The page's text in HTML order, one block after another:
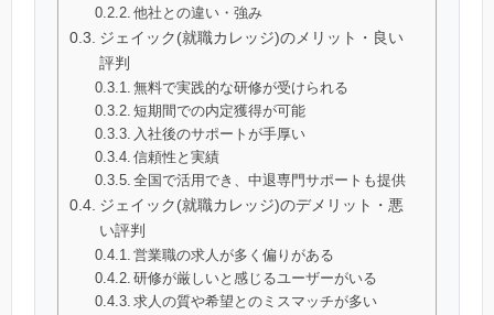
他社との違い・強み
ジェイック(就職カレッジ)のメリット・良い
評判
無料で実践的な研修が受けられる
短期間での内定獲得が可能
入社後のサポートが手厚い
信頼性と実績
全国で活用でき、中退専門サポートも提供
ジェイック(就職カレッジ)のデメリット・悪
い評判
営業職の求人が多く偏りがある
研修が厳しいと感じるユーザーがいる
求人の質や希望とのミスマッチが多い